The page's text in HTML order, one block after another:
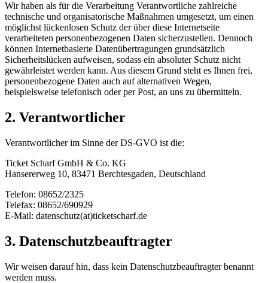
Wir haben als für die Verarbeitung Verantwortliche zahlreiche
technische und organisatorische Maßnahmen umgesetzt, um einen
möglichst lückenlosen Schutz der über diese Internetseite
verarbeiteten personenbezogenen Daten sicherzustellen. Dennoch
können Internetbasierte Datenübertragungen grundsätzlich
Sicherheitslücken aufweisen, sodass ein absoluter Schutz nicht
gewährleistet werden kann. Aus diesem Grund steht es Ihnen frei,
personenbezogene Daten auch auf alternativen Wegen,
beispielsweise telefonisch oder per Post, an uns zu übermitteln.
2. Verantwortlicher
Verantwortlicher im Sinne der DS-GVO ist die:
Ticket Scharf GmbH & Co. KG
Hansererweg 10, 83471 Berchtesgaden, Deutschland
Telefon: 08652/2325
Telefax: 08652/690929
E-Mail: datenschutz(at)ticketscharf.de
3. Datenschutzbeauftragter
Wir weisen darauf hin, dass kein Datenschutzbeauftragter benannt
werden muss.